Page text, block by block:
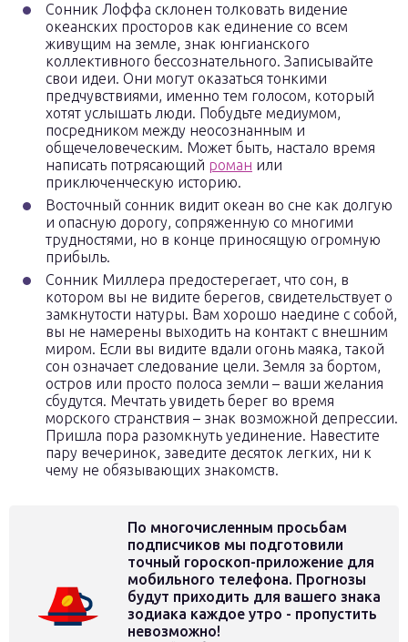
Сонник Лоффа склонен толковать видение
океанских просторов как единение со всем
живущим на земле, знак юнгианского
коллективного бессознательного. Записывайте
свои идеи. Они могут оказаться тонкими
предчувствиями, именно тем голосом, который
хотят услышать люди. Побудьте медиумом,
посредником между неосознанным и
общечеловеческим. Может быть, настало время
написать потрясающий роман или
приключенческую историю.
Восточный сонник видит океан во сне как долгую
и опасную дорогу, сопряженную со многими
трудностями, но в конце приносящую огромную
прибыль.
Сонник Миллера предостерегает, что сон, в
котором вы не видите берегов, свидетельствует о
замкнутости натуры. Вам хорошо наедине с собой,
вы не намерены выходить на контакт с внешним
миром. Если вы видите вдали огонь маяка, такой
сон означает следование цели. Земля за бортом,
остров или просто полоса земли – ваши желания
сбудутся. Мечтать увидеть берег во время
морского странствия – знак возможной депрессии.
Пришла пора разомкнуть уединение. Навестите
пару вечеринок, заведите десяток легких, ни к
чему не обязывающих знакомств.
По многочисленным просьбам
подписчиков мы подготовили
точный гороскоп-приложение для
мобильного телефона. Прогнозы
будут приходить для вашего знака
зодиака каждое утро - пропустить
невозможно!